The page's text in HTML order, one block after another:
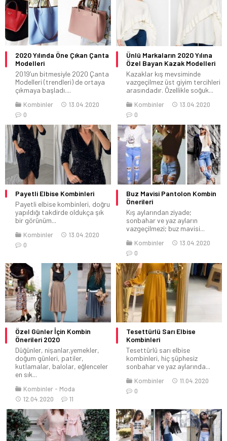
2020 Yılında Öne Çıkan Çanta
Modelleri
2019’un bitmesiyle 2020 Çanta
Modelleri (trendleri) de ortaya
çıkmaya başladı....
Kombinler
13.04.2020
0
Ünlü Markaların 2020 Yılına
Özel Bayan Kazak Modelleri
Kazaklar kış mevsiminde
vazgeçilmez üst giyim tercihleri
arasındadır. Özellikle soğuk...
Kombinler
13.04.2020
0
Payetli Elbise Kombinleri
Payetli elbise kombinleri, doğru
yapıldığı takdirde oldukça şık
bir görünüm...
Kombinler
13.04.2020
0
Buz Mavisi Pantolon Kombin
Önerileri
Kış aylarından ziyade;
sonbahar ve yaz ayların
vazgeçilmezi; buz mavisi...
Kombinler
13.04.2020
0
Özel Günler İçin Kombin
Önerileri 2020
Düğünler, nişanlar,yemekler,
doğum günleri, patiler,
kutlamalar, balolar, eğlenceler
en sık...
Kombinler
Moda
12.04.2020
11
Tesettürlü Sarı Elbise
Kombinleri
Tesettürlü sarı elbise
kombinleri, hiç şüphesiz
sonbahar ve yaz aylarında...
Kombinler
11.04.2020
0